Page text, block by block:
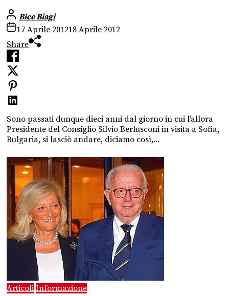
Bice Biagi
17 Aprile 201218 Aprile 2012
Share
Sono passati dunque dieci anni dal giorno in cui l’allora
Presidente del Consiglio Silvio Berlusconi in visita a Sofia,
Bulgaria, si lasciò andare, diciamo così,...
Articoli Informazione